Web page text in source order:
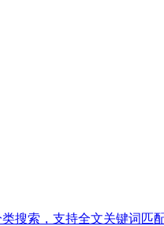
索，支持全文关键词匹配